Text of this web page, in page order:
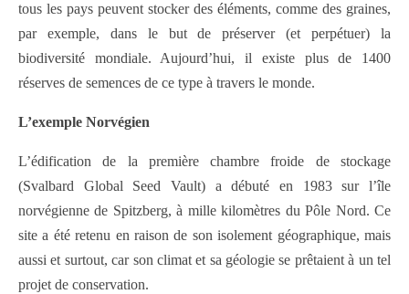
tous les pays peuvent stocker des éléments, comme des graines,
par exemple, dans le but de préserver (et perpétuer) la
biodiversité mondiale. Aujourd’hui, il existe plus de 1400
réserves de semences de ce type à travers le monde.
L’exemple Norvégien
L’édification de la première chambre froide de stockage
(Svalbard Global Seed Vault) a débuté en 1983 sur l’île
norvégienne de Spitzberg, à mille kilomètres du Pôle Nord. Ce
site a été retenu en raison de son isolement géographique, mais
aussi et surtout, car son climat et sa géologie se prêtaient à un tel
projet de conservation.